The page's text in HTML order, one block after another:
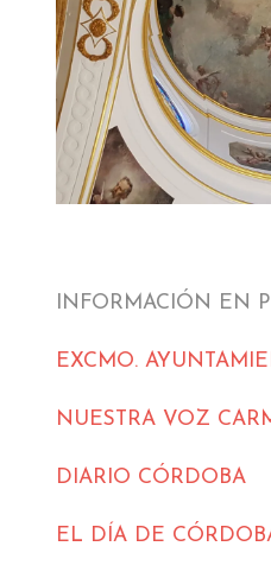
INFORMACIÓN EN
EXCMO.
NUESTRA VOZ
DIARIO CÓRDOBA
EL DÍA DE